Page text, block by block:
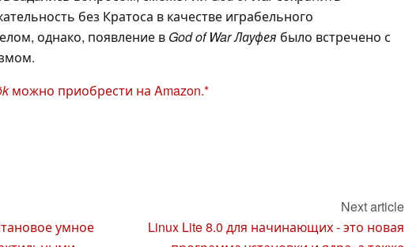
без Кратоса в качестве играбельного
однако, появление в God of War Лауфея было встречено с
можно приобрести на Amazon.
умное
Next article
Linux Lite 8.0 для начинающих - это новая